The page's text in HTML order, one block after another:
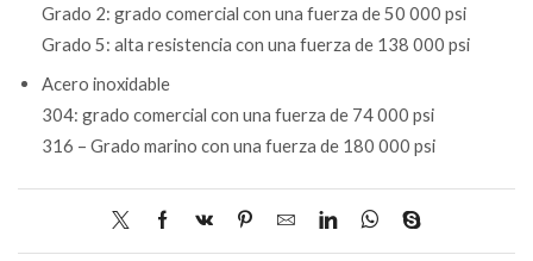
Grado 2: grado comercial con una fuerza de 50 000 psi
Grado 5: alta resistencia con una fuerza de 138 000 psi
Acero inoxidable
304: grado comercial con una fuerza de 74 000 psi
316 – Grado marino con una fuerza de 180 000 psi